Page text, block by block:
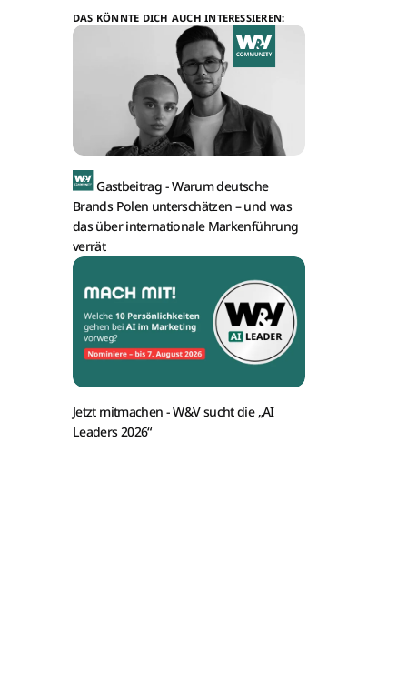
DAS KÖNNTE DICH AUCH INTERESSIEREN:
Gastbeitrag -Warum deutsche
Brands Polen unterschätzen – und was
das über internationale Markenführung
verrät
Jetzt mitmachen -W&V sucht die „AI
Leaders 2026“